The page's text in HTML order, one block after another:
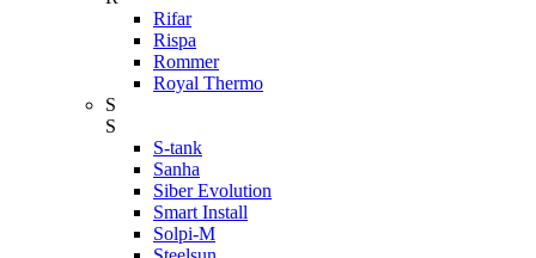
Rifar
Rispa
Rommer
Royal Thermo
S
S
S-tank
Sanha
Siber Evolution
Smart Install
Solpi-M